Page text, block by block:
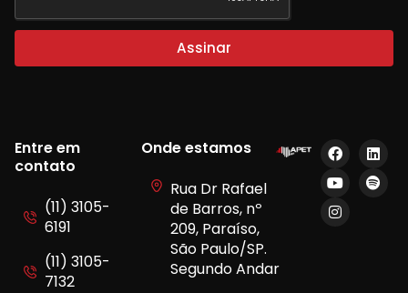
Assinar
Entre em
contato
(11) 3105-
6191
(11) 3105-
7132
Onde estamos
Rua Dr Rafael
de Barros, nº
209, Paraíso,
São Paulo/SP.
Segundo Andar